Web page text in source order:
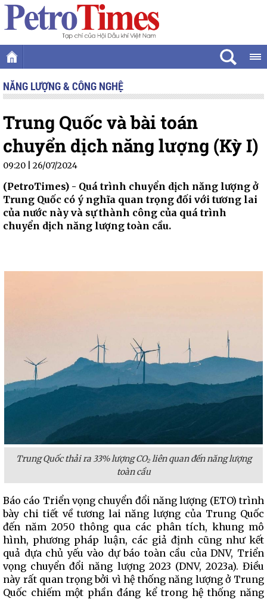
NĂNG LƯỢNG & CÔNG NGHỆ
Trung Quốc và bài toán
chuyển dịch năng lượng (Kỳ I)
09:20 | 26/07/2024
(PetroTimes) - Quá trình chuyển dịch năng lượng ở
Trung Quốc có ý nghĩa quan trọng đối với tương lai
của nước này và sự thành công của quá trình
chuyển dịch năng lượng toàn cầu.
Trung Quốc thải ra 33% lượng CO₂ liên quan đến năng lượng
toàn cầu
Báo cáo Triển vọng chuyển đổi năng lượng (ETO) trình
bày chi tiết về tương lai năng lượng của Trung Quốc
đến năm 2050 thông qua các phân tích, khung mô
hình, phương pháp luận, các giả định cũng như kết
quả dựa chủ yếu vào dự báo toàn cầu của DNV, Triển
vọng chuyển đổi năng lượng 2023 (DNV, 2023a). Điều
này rất quan trọng bởi vì hệ thống năng lượng ở Trung
Quốc chiếm một phần đáng kể trong hệ thống năng